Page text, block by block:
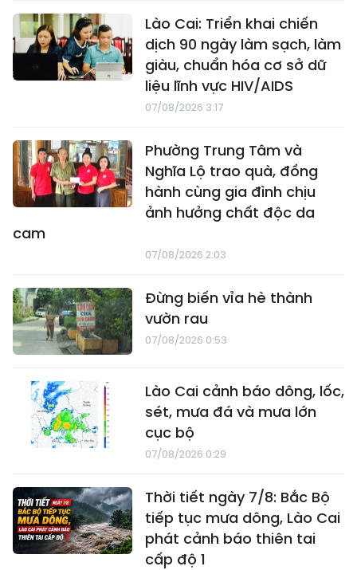
Lào Cai: Triển khai chiến
dịch 90 ngày làm sạch, làm
giàu, chuẩn hóa cơ sở dữ
liệu lĩnh vực HIV/AIDS
07/08/2026 3:17
Phường Trung Tâm và
Nghĩa Lộ trao quà, đồng
hành cùng gia đình chịu
ảnh hưởng chất độc da
cam
07/08/2026 2:03
Đừng biến vỉa hè thành
vườn rau
07/08/2026 0:53
Lào Cai cảnh báo dông, lốc,
sét, mưa đá và mưa lớn
cục bộ
07/08/2026 0:29
Thời tiết ngày 7/8: Bắc Bộ
tiếp tục mưa dông, Lào Cai
phát cảnh báo thiên tai
cấp độ 1